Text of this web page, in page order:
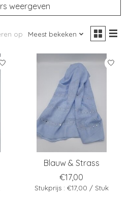
weergeven
op Meest bekeken
Blauw & Strass
€17,00
Stukprijs : €17,00 / Stuk